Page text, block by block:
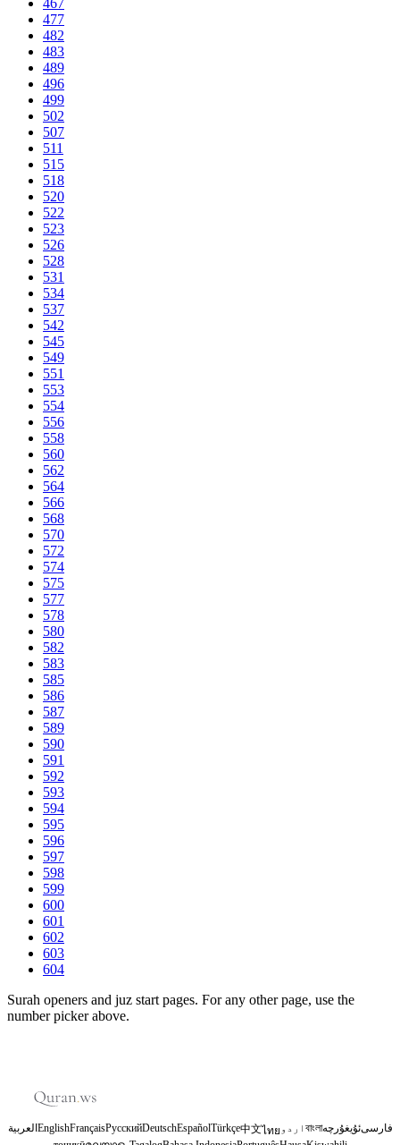
467
477
482
483
489
496
499
502
507
511
515
518
520
522
523
526
528
531
534
537
542
545
549
551
553
554
556
558
560
562
564
566
568
570
572
574
575
577
578
580
582
583
585
586
587
589
590
591
592
593
594
595
596
597
598
599
600
601
602
603
604
Surah openers and juz start pages. For any other page, use the
number picker above.
العربية EnglishFrançaisРусскийDeutschEspañolTürkçe中文ไทย اردو বাংলাئۇيغۇرچەفارسی